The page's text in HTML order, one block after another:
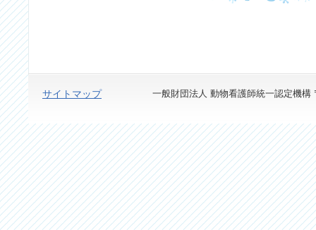
サイトマップ 一般財団法人 動物看護師統一認定機構